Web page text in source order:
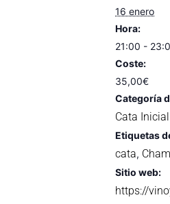
16 enero
Hora:
21:00 -
Coste:
35,00€
Categoría
Cata Inicial
Etiquetas
cata,
Sitio web:
https://